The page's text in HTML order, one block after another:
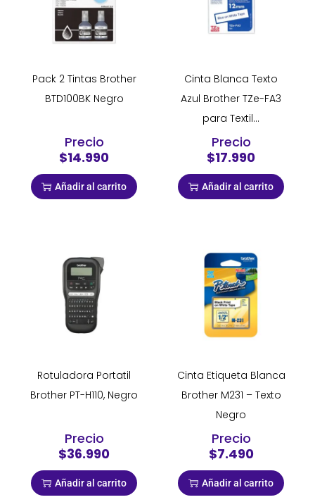
Pack 2 Tintas Brother
BTD100BK Negro
Precio
$14.990
Añadir al carrito
Cinta Blanca Texto
Azul Brother TZe-FA3
para Textil...
Precio
$17.990
Añadir al carrito
Rotuladora Portatil
Brother PT-H110, Negro
Precio
$36.990
Añadir al carrito
Cinta Etiqueta Blanca
Brother M231 – Texto
Negro
Precio
$7.490
Añadir al carrito